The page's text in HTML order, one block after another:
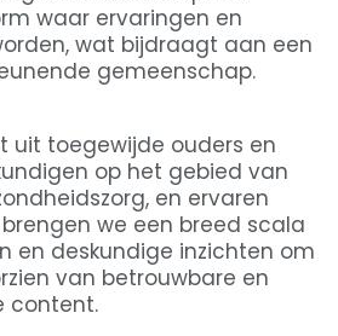
waar ervaringen en
wat bijdraagt aan een
gemeenschap.
uit toegewijde ouders en
op het gebied van
en ervaren
we een breed scala
en deskundige inzichten om
van betrouwbare en
content.